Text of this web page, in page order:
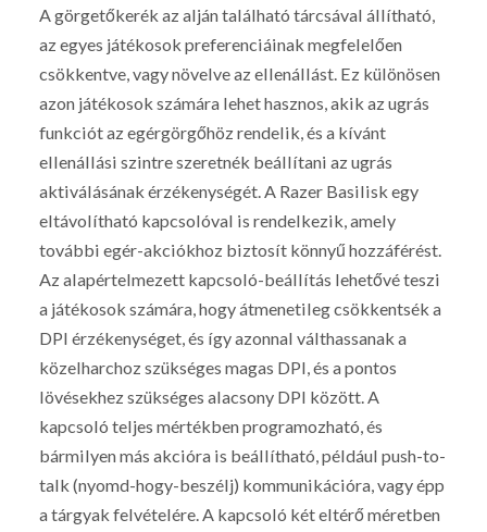
A görgetőkerék az alján található tárcsával állítható,
az egyes játékosok preferenciáinak megfelelően
csökkentve, vagy növelve az ellenállást. Ez különösen
azon játékosok számára lehet hasznos, akik az ugrás
funkciót az egérgörgőhöz rendelik, és a kívánt
ellenállási szintre szeretnék beállítani az ugrás
aktiválásának érzékenységét. A Razer Basilisk egy
eltávolítható kapcsolóval is rendelkezik, amely
további egér-akciókhoz biztosít könnyű hozzáférést.
Az alapértelmezett kapcsoló-beállítás lehetővé teszi
a játékosok számára, hogy átmenetileg csökkentsék a
DPI érzékenységet, és így azonnal válthassanak a
közelharchoz szükséges magas DPI, és a pontos
lövésekhez szükséges alacsony DPI között. A
kapcsoló teljes mértékben programozható, és
bármilyen más akcióra is beállítható, például push-to-
talk (nyomd-hogy-beszélj) kommunikációra, vagy épp
a tárgyak felvételére. A kapcsoló két eltérő méretben